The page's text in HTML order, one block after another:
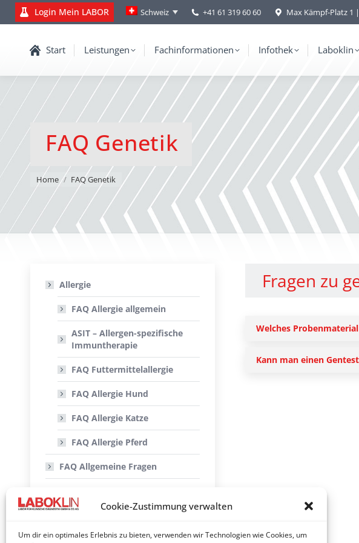
Cookie-Zustimmung verwalten
Um dir ein optimales Erlebnis zu bieten, verwenden wir Technologien wie Cookies, um
Login Mein LABOR Schweiz +41 61 319 60 60 Max Kämpf-Platz 1
Start Leistungen Fachinformationen Infothek Laboklin
FAQ Genetik
You are here:
Home FAQ Genetik
Fragen zu
Welches
Kann man einen
Allergie
FAQ Allergie allgemein
ASIT – Allergen-spezifische
Immuntherapie
FAQ Futtermittelallergie
FAQ Allergie Hund
FAQ Allergie Katze
FAQ Allergie Pferd
FAQ Allgemeine Fragen
Infektionserregern mittels PCR